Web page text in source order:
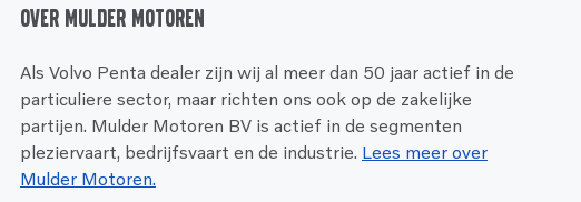
Over Mulder Motoren
Als Volvo Penta dealer zijn wij al meer dan 50 jaar actief in de
particuliere sector, maar richten ons ook op de zakelijke
partijen. Mulder Motoren BV is actief in de segmenten
pleziervaart, bedrijfsvaart en de industrie. Lees meer over
Mulder Motoren.